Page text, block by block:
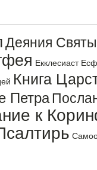
Деяния
Екклесиаст
Книга
Петра
к